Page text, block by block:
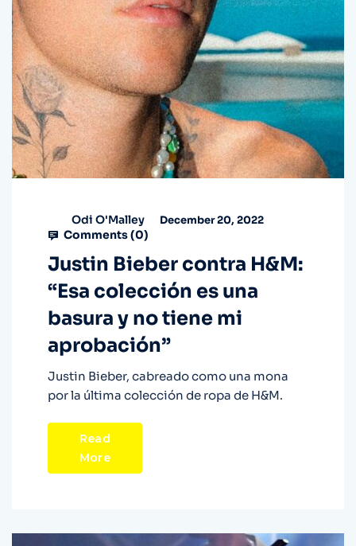
Odi O'Malley December 20, 2022
Comments (0)
Justin Bieber contra H&M:
“Esa colección es una
basura y no tiene mi
aprobación”
Justin Bieber, cabreado como una mona
por la última colección de ropa de H&M.
Read
More